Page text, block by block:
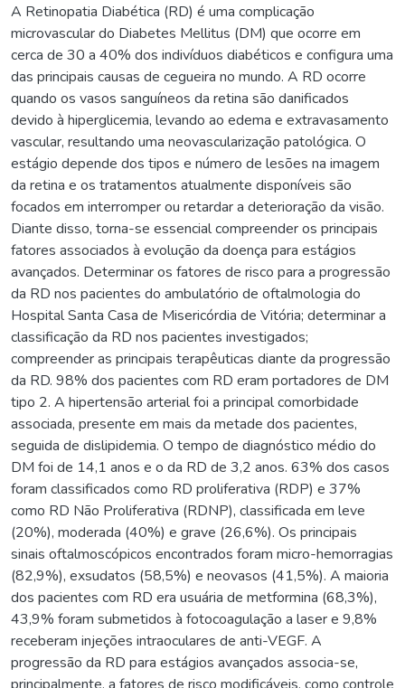
A Retinopatia Diabética (RD) é uma complicação
microvascular do Diabetes Mellitus (DM) que ocorre em
cerca de 30 a 40% dos indivíduos diabéticos e configura uma
das principais causas de cegueira no mundo. A RD ocorre
quando os vasos sanguíneos da retina são danificados
devido à hiperglicemia, levando ao edema e extravasamento
vascular, resultando uma neovascularização patológica. O
estágio depende dos tipos e número de lesões na imagem
da retina e os tratamentos atualmente disponíveis são
focados em interromper ou retardar a deterioração da visão.
Diante disso, torna-se essencial compreender os principais
fatores associados à evolução da doença para estágios
avançados. Determinar os fatores de risco para a progressão
da RD nos pacientes do ambulatório de oftalmologia do
Hospital Santa Casa de Misericórdia de Vitória; determinar a
classificação da RD nos pacientes investigados;
compreender as principais terapêuticas diante da progressão
da RD. 98% dos pacientes com RD eram portadores de DM
tipo 2. A hipertensão arterial foi a principal comorbidade
associada, presente em mais da metade dos pacientes,
seguida de dislipidemia. O tempo de diagnóstico médio do
DM foi de 14,1 anos e o da RD de 3,2 anos. 63% dos casos
foram classificados como RD proliferativa (RDP) e 37%
como RD Não Proliferativa (RDNP), classificada em leve
(20%), moderada (40%) e grave (26,6%). Os principais
sinais oftalmoscópicos encontrados foram micro-hemorragias
(82,9%), exsudatos (58,5%) e neovasos (41,5%). A maioria
dos pacientes com RD era usuária de metformina (68,3%),
43,9% foram submetidos à fotocoagulação a laser e 9,8%
receberam injeções intraoculares de anti-VEGF. A
progressão da RD para estágios avançados associa-se,